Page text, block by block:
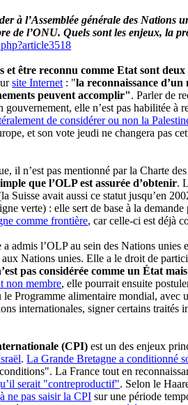
à l’Assemblée générale des Nations
de l’ONU. Quels sont les enjeux, la
et être reconnu comme Etat sont deux
site Internet : "la reconnaissance
peuvent accomplir". Parler de
elle n’est pas habilitée
de considérer ou non la
et son vote jeudi ne changera pas
il n’est pas mentionné par la Charte
que l’OLP est assurée d’obtenir.
Suisse avait aussi ce statut jusqu’en
verte) : elle sert de base à la
comme frontière, car celle-ci est déjà
admis l’OLP au sein des Nations
Nations unies. Elle a le droit de
pas considérée comme un État
non membre, elle pourrait ensuite
Programme alimentaire mondial, avec
internationales, signer certains
(CPI) est un des enjeux
.La Grande Bretagne a conditionné
La France tout en
serait "contreproductif". Selon le
à ne pas saisir la CPI sur une période